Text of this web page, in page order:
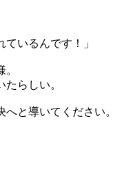
いるんです！」
らしい。
と導いてください。